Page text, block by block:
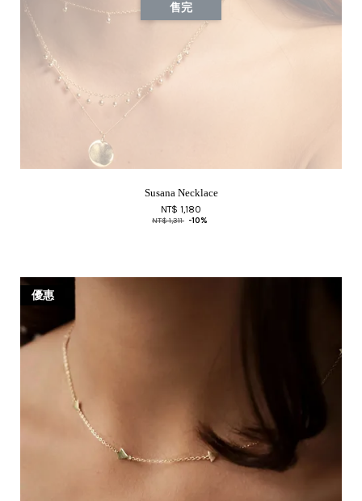
售完
Susana Necklace
NT$ 1,180
NT$ 1,311 -10%
優惠